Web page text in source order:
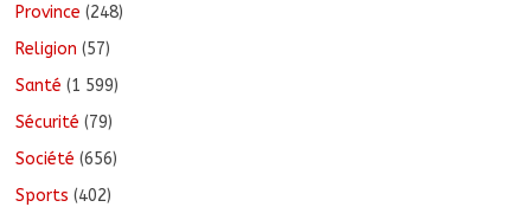
Province (248)
Religion (57)
Santé (1 599)
Sécurité (79)
Société (656)
Sports (402)